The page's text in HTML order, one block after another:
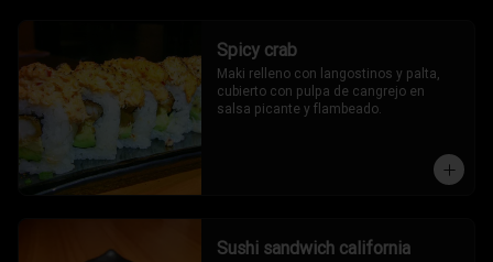
Spicy crab
Maki relleno con langostinos y palta,
cubierto con pulpa de cangrejo en
salsa picante y flambeado.
Sushi sandwich california